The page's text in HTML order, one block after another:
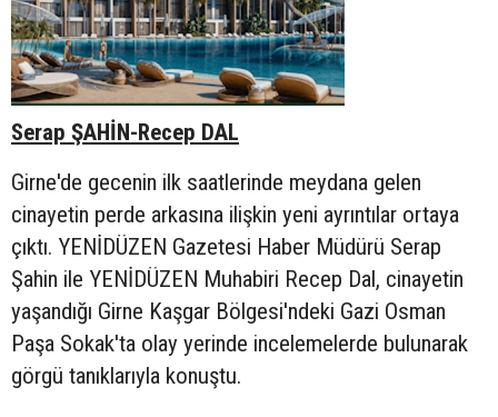
Serap ŞAHİN-Recep DAL
Girne'de gecenin ilk saatlerinde meydana gelen
cinayetin perde arkasına ilişkin yeni ayrıntılar ortaya
çıktı. YENİDÜZEN Gazetesi Haber Müdürü Serap
Şahin ile YENİDÜZEN Muhabiri Recep Dal, cinayetin
yaşandığı Girne Kaşgar Bölgesi'ndeki Gazi Osman
Paşa Sokak'ta olay yerinde incelemelerde bulunarak
görgü tanıklarıyla konuştu.